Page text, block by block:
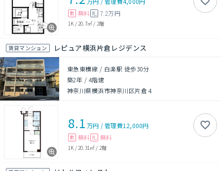
敷 無料 礼 7.2万円
1K / 20.7㎡ / 2階
賃貸マンション レピュア横浜片倉レジデンス
東急東横線 / 白楽駅 徒歩30分
築2年 / 4階建
神奈川県横浜市神奈川区片倉４
8.1 万円 /管理費12,000円
敷 無料 礼 無料
1K / 20.31㎡ / 2階